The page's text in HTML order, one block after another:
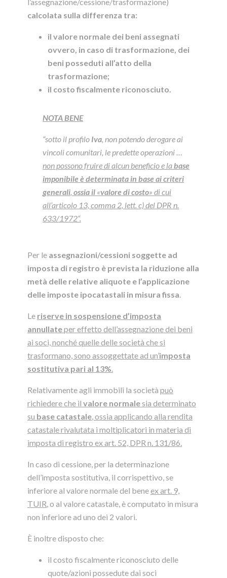
calcolata sulla differenza tra:
il valore normale dei beni assegnati
ovvero, in caso di trasformazione, dei
beni posseduti all’atto della
trasformazione;
il costo fiscalmente riconosciuto.
NOTA BENE
“sotto il profilo Iva , non potendo derogare ai
vincoli comunitari, le predette operazioni …
non possono fruire di alcun beneficio e la base
imponibile è determinata in base ai criteri
generali ossia il «valore di costo» di cui
all’articolo 13, comma 2, lett. c) del DPR n.
633/1972“.
Per le assegnazioni/cessioni soggette ad
imposta di registro è prevista la riduzione alla
metà delle relative aliquote e l’applicazione
delle imposte ipocatastali in misura fissa
Le riserve in sospensione d’imposta
annullateper effetto dell’assegnazione dei beni
ai soci, nonché quelle delle società che si
trasformano, sono assoggettate ad un’imposta
sostitutiva pari al 13%
Relativamente agli immobili la società può
richiedere che il valore normalesia determinato
su base catastale , ossia applicando alla rendita
catastale rivalutata i moltiplicatori in materia di
imposta di registro ex art. 52, DPR n. 131/86
In caso di cessione, per la determinazione
dell’imposta sostitutiva, il corrispettivo, se
inferiore al valore normale del beneex art. 9,
TUIR , o al valore catastale, è computato in misura
non inferiore ad uno dei 2 valori.
È inoltre disposto che:
il costo fiscalmente riconosciuto delle
quote/azioni possedute dai soci